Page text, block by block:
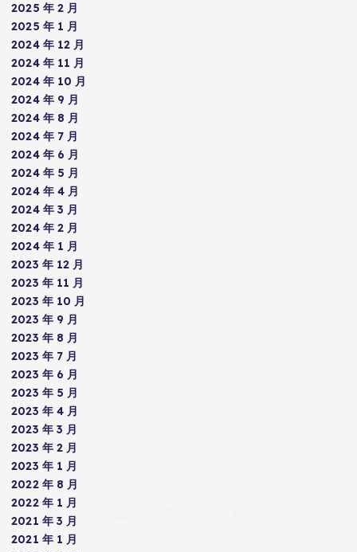
2025 年 2 月
2025 年 1 月
2024 年 12 月
2024 年 11 月
2024 年 10 月
2024 年 9 月
2024 年 8 月
2024 年 7 月
2024 年 6 月
2024 年 5 月
2024 年 4 月
2024 年 3 月
2024 年 2 月
2024 年 1 月
2023 年 12 月
2023 年 11 月
2023 年 10 月
2023 年 9 月
2023 年 8 月
2023 年 7 月
2023 年 6 月
2023 年 5 月
2023 年 4 月
2023 年 3 月
2023 年 2 月
2023 年 1 月
2022 年 8 月
2022 年 1 月
2021 年 3 月
2021 年 1 月